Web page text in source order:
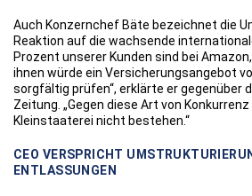
Auch Konzernchef Bäte bezeichnet die
Reaktion auf die wachsende
Prozent unserer Kunden sind bei
ihnen würde ein Versicherungsangebot
sorgfältig prüfen“, erklärte er gegenüber
Zeitung. „Gegen diese Art von
Kleinstaaterei nicht bestehen.“
CEO VERSPRICHT
ENTLASSUNGEN